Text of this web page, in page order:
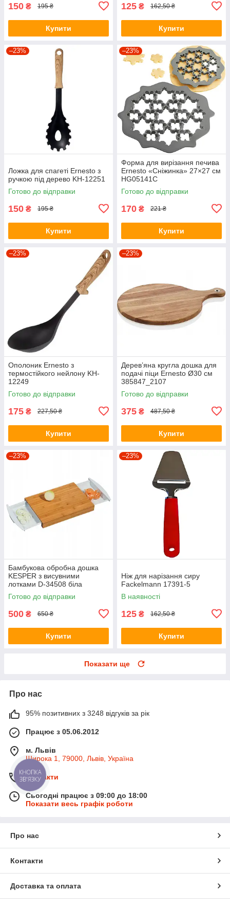
150 ₴ 195 ₴
Купити
125 ₴ 162,50 ₴
Купити
–23%
Ложка для спагеті Ernesto з
ручкою під дерево KH-12251
Готово до відправки
150 ₴ 195 ₴
Купити
–23%
Форма для вирізання печива
Ernesto «Сніжинка» 27×27 см
HG05141C
Готово до відправки
170 ₴ 221 ₴
Купити
–23%
Ополоник Ernesto з
термостійкого нейлону KH-
12249
Готово до відправки
175 ₴ 227,50 ₴
Купити
–23%
Дерев’яна кругла дошка для
подачі піци Ernesto Ø30 см
385847_2107
Готово до відправки
375 ₴ 487,50 ₴
Купити
–23%
Бамбукова обробна дошка
KESPER з висувними
лотками D-34508 біла
Готово до відправки
500 ₴ 650 ₴
Купити
–23%
Ніж для нарізання сиру
Fackelmann 17391-5
В наявності
125 ₴ 162,50 ₴
Купити
Показати ще
Про нас
95% позитивних з 3248 відгуків за рік
Працює з 05.06.2012
м. Львів
Широка 1, 79000, Львів, Україна
Контакти
Сьогодні працює з 09:00 до 18:00
Показати весь графік роботи
Про нас
Контакти
Доставка та оплата
КНОПКА
ЗВ'ЯЗКУ